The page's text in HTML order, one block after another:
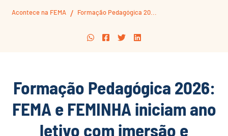
Acontece na FEMA / Formação Pedagógica 20...
Formação Pedagógica 2026:
FEMA e FEMINHA iniciam ano
letivo com imersão e